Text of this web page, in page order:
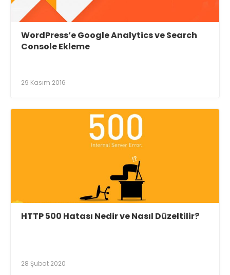
WordPress’e Google Analytics ve Search
Console Ekleme
29 Kasım 2016
HTTP 500 Hatası Nedir ve Nasıl Düzeltilir?
28 Şubat 2020